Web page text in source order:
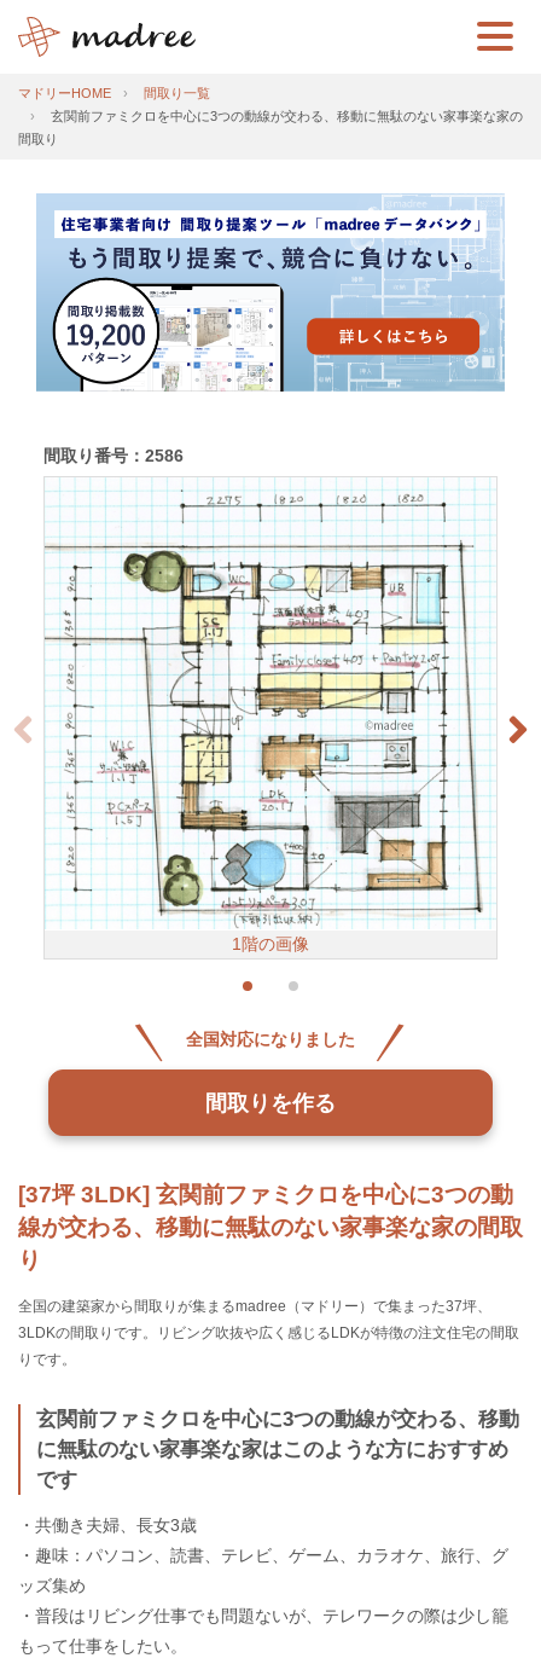
マドリーHOME
間取り一覧
玄関前ファミクロを中心に3つの動線が交わる、移動に無駄のない家事楽な家の
間取り
[37坪 3LDK] 玄関前ファミクロを中心に3つの動
線が交わる、移動に無駄のない家事楽な家の間取
り
全国の建築家から間取りが集まるmadree（マドリー）で集まった37坪、
3LDKの間取りです。リビング吹抜や広く感じるLDKが特徴の注文住宅の間取
りです。
玄関前ファミクロを中心に3つの動線が交わる、移動
に無駄のない家事楽な家はこのような方におすすめ
です
・共働き夫婦、長女3歳
・趣味：パソコン、読書、テレビ、ゲーム、カラオケ、旅行、グ
ッズ集め
・普段はリビング仕事でも問題ないが、テレワークの際は少し籠
もって仕事をしたい。
間取り番号：2586
1階の画像
全国対応になりました
間取りを作る